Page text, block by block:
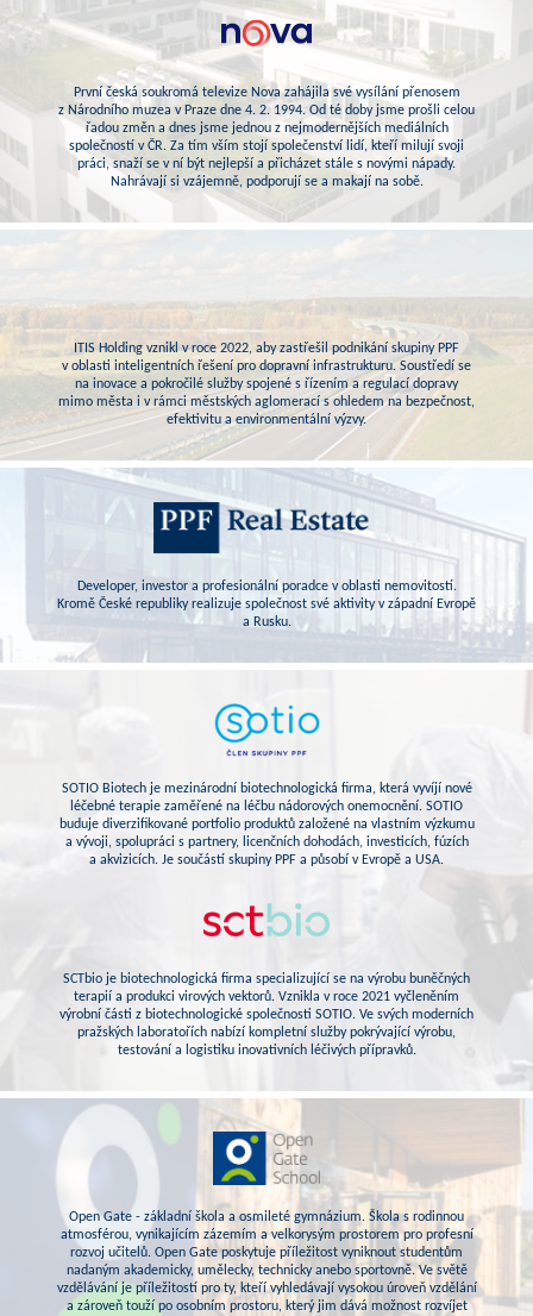
První česká soukromá televize Nova zahájila své vysílání přenosem
z Národního muzea v Praze dne 4. 2. 1994. Od té doby jsme prošli celou
řadou změn a dnes jsme jednou z nejmodernějších mediálních
společností v ČR. Za tím vším stojí společenství lidí, kteří milují svoji
práci, snaží se v ní být nejlepší a přicházet stále s novými nápady.
Nahrávají si vzájemně, podporují se a makají na sobě.
ITIS Holding vznikl v roce 2022, aby zastřešil podnikání skupiny PPF
v oblasti inteligentních řešení pro dopravní infrastrukturu. Soustředí se
na inovace a pokročilé služby spojené s řízením a regulací dopravy
mimo města i v rámci městských aglomerací s ohledem na bezpečnost,
efektivitu a environmentální výzvy.
Developer, investor a profesionální poradce v oblasti nemovitostí.
Kromě České republiky realizuje společnost své aktivity v západní Evropě
a Rusku.
SOTIO Biotech je mezinárodní biotechnologická firma, která vyvíjí nové
léčebné terapie zaměřené na léčbu nádorových onemocnění. SOTIO
buduje diverzifikované portfolio produktů založené na vlastním výzkumu
a vývoji, spolupráci s partnery, licenčních dohodách, investicích, fúzích
a akvizicích. Je součástí skupiny PPF a působí v Evropě a USA.
SCTbio je biotechnologická firma specializující se na výrobu buněčných
terapií a produkci virových vektorů. Vznikla v roce 2021 vyčleněním
výrobní části z biotechnologické společnosti SOTIO. Ve svých moderních
pražských laboratořích nabízí kompletní služby pokrývající výrobu,
testování a logistiku inovativních léčivých přípravků.
Open Gate - základní škola a osmileté gymnázium. Škola s rodinnou
atmosférou, vynikajícím zázemím a velkorysým prostorem pro profesní
rozvoj učitelů. Open Gate poskytuje příležitost vyniknout studentům
nadaným akademicky, umělecky, technicky anebo sportovně. Ve světě
vzdělávání je příležitostí pro ty, kteří vyhledávají vysokou úroveň vzdělání
a zároveň touží po osobním prostoru, který jim dává možnost rozvíjet